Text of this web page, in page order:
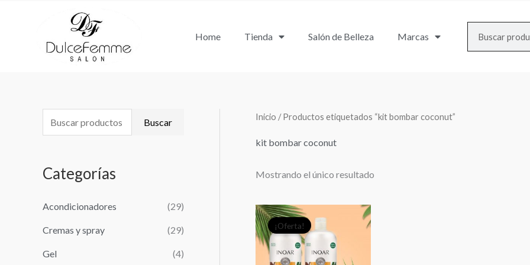
Home Tienda Salón de Belleza Marcas
u
c
r
p
o
Buscar
Categorías
Acondicionadores (29)
Cremas y spray (29)
Gel (4)
Inicio / Productos etiquetados “kit bombar coconut”
kit bombar coconut
Mostrando el único resultado
¡Oferta! precio
original
El
precio